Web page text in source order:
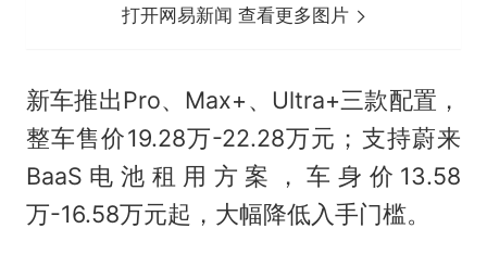
打开网易新闻 查看更多图片
新车推出Pro、Max+、Ultra+三款配置，
整车售价19.28万-22.28万元；支持蔚来
BaaS电池租用方案，车身价13.58
万-16.58万元起，大幅降低入手门槛。